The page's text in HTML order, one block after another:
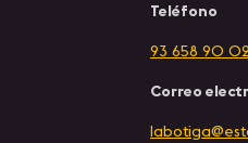
Teléfono
93 658 90 02
Correo